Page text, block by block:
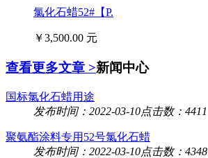
氯化石蜡52#【P.
￥3,500.00 元
查看更多文章 >新闻中心
国标氯化石蜡用途
发布时间：2022-03-10点击数：4411
聚氨酯涂料专用52号氯化石蜡
发布时间：2022-03-10点击数：4348